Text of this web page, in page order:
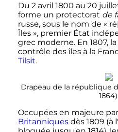
Du 2 avril 1800 au 20
forme un protectorat de
russe, sous le nom de «
Îles », premier État
grec moderne. En 1807,
contrôle des îles à la
Tilsit.
Drapeau de la république
Occupées en majeure
Britanniquesdès 1809 (à